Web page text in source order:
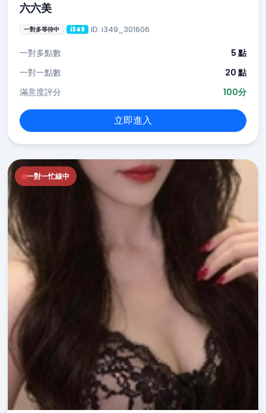
六六美
一對多等待中 i349 ID: i349_301606
一對多點數
5 點
一對一點數
20 點
滿意度評分
100分
立即進入
一對一忙線中